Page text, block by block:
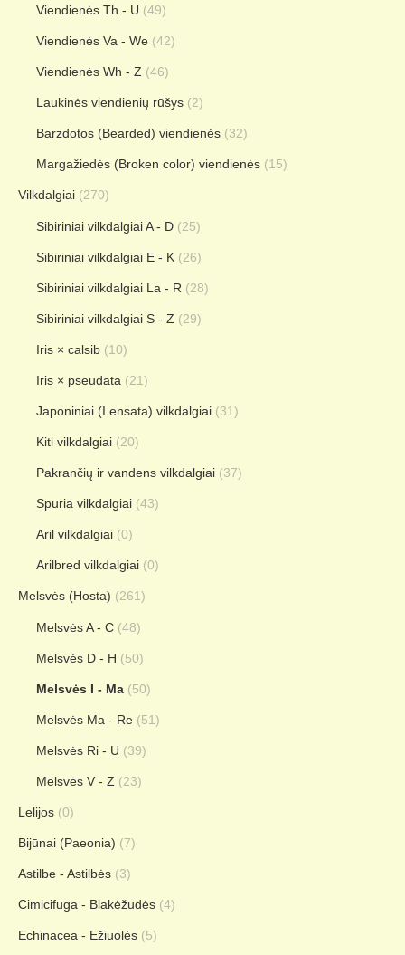
Viendienės Th - U (49)
Viendienės Va - We (42)
Viendienės Wh - Z (46)
Laukinės viendienių rūšys (2)
Barzdotos (Bearded) viendienės (32)
Margažiedės (Broken color) viendienės (15)
Vilkdalgiai (270)
Sibiriniai vilkdalgiai A - D (25)
Sibiriniai vilkdalgiai E - K (26)
Sibiriniai vilkdalgiai La - R (28)
Sibiriniai vilkdalgiai S - Z (29)
Iris × calsib (10)
Iris × pseudata (21)
Japoniniai (I.ensata) vilkdalgiai (31)
Kiti vilkdalgiai (20)
Pakrančių ir vandens vilkdalgiai (37)
Spuria vilkdalgiai (43)
Aril vilkdalgiai (0)
Arilbred vilkdalgiai (0)
Melsvės (Hosta) (261)
Melsvės A - C (48)
Melsvės D - H (50)
Melsvės I - Ma (50)
Melsvės Ma - Re (51)
Melsvės Ri - U (39)
Melsvės V - Z (23)
Lelijos (0)
Bijūnai (Paeonia) (7)
Astilbe - Astilbės (3)
Cimicifuga - Blakėžudės (4)
Echinacea - Ežiuolės (5)